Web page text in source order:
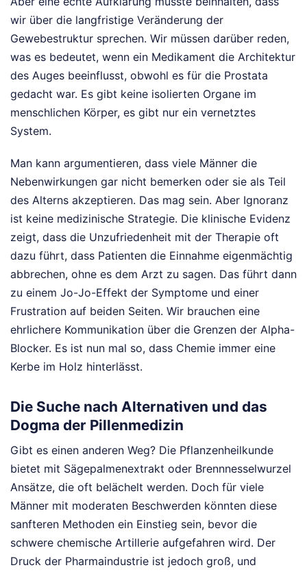
wir über die langfristige Veränderung der
Gewebestruktur sprechen. Wir müssen darüber reden,
was es bedeutet, wenn ein Medikament die Architektur
des Auges beeinflusst, obwohl es für die Prostata
gedacht war. Es gibt keine isolierten Organe im
menschlichen Körper, es gibt nur ein vernetztes
System.
Man kann argumentieren, dass viele Männer die
Nebenwirkungen gar nicht bemerken oder sie als Teil
des Alterns akzeptieren. Das mag sein. Aber Ignoranz
ist keine medizinische Strategie. Die klinische Evidenz
zeigt, dass die Unzufriedenheit mit der Therapie oft
dazu führt, dass Patienten die Einnahme eigenmächtig
abbrechen, ohne es dem Arzt zu sagen. Das führt dann
zu einem Jo-Jo-Effekt der Symptome und einer
Frustration auf beiden Seiten. Wir brauchen eine
ehrlichere Kommunikation über die Grenzen der Alpha-
Blocker. Es ist nun mal so, dass Chemie immer eine
Kerbe im Holz hinterlässt.
Die Suche nach Alternativen und das
Dogma der Pillenmedizin
Gibt es einen anderen Weg? Die Pflanzenheilkunde
bietet mit Sägepalmenextrakt oder Brennnesselwurzel
Ansätze, die oft belächelt werden. Doch für viele
Männer mit moderaten Beschwerden könnten diese
sanfteren Methoden ein Einstieg sein, bevor die
schwere chemische Artillerie aufgefahren wird. Der
Druck der Pharmaindustrie ist jedoch groß, und